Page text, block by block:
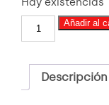
ML-
2870
DE
ACEITE
VOLKSWAGEN
Añadir al
Descripción